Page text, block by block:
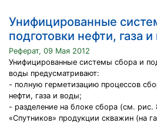
Унифицированные
подготовки нефти, газа
Реферат, 09 Мая 2012
Унифицированные системы сбора и
воды предусматривают:
- полную герметизацию процессов
нефти, газа и воды;
- разделение на блоке сбора (см. рис.
«Спутников» продукции скважин (на